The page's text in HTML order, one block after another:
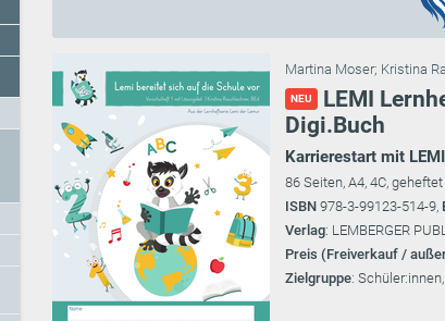
Martina Moser; Kristina
NEU
LEMI
Digi.Buch
Karrierestart mit
86 Seiten, A4, 4C,
ISBN 978-3-99123-514-9,
Verlag: LEMBERGER
Preis (Freiverkauf /
Zielgruppe: